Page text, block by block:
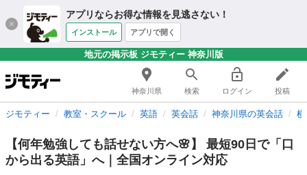
アプリならお得な情報を見逃さない！
インストール アプリで開く
地元の掲示板 ジモティー 神奈川版
神奈川県 検索 ログイン 投稿
ジモティー 教室・スクール 英語 英会話 神奈川県の英会話
【何年勉強しても話せない方へ🌸】 最短90日で「口
から出る英語」へ｜全国オンライン対応